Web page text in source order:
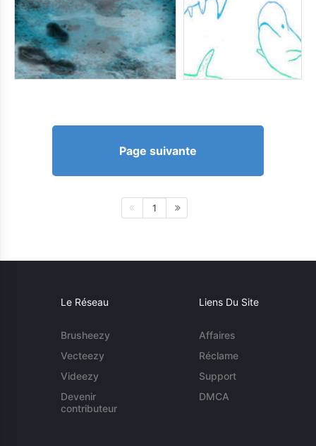
Page suivante
1
Le Réseau
Brusheezy
Vecteezy
Videezy
Devenir
contributeur
Liens Du Site
Affaires
Réclame
Support
DMCA